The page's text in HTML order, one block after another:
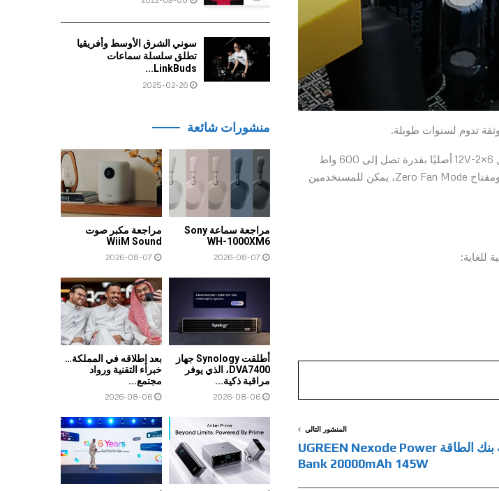
كما أن السلسلة متوافقة بالكامل مع أحدث معايير Intel ATX 3.1 وPCIe 5.1، وتتضمن كابل 12V-2×6 أصليًا بقدرة تصل إلى 600 واط
لدعم بطاقات NVIDIA GeForce RTX 40 و50 Series. وبفضل التصميم Fully Modular ومفتاح Zero Fan Mode، يمكن للمستخدمين
المنشور التالي
مراجعة بنك الطاقة UGREEN Nexode Power
Bank 20000mAh 145W
سوني الشرق الأوسط وأفريقيا
تطلق سلسلة سماعات
LinkBuds...
2025-02-26
منشورات شائعة
مراجعة سماعة Sony
WH-1000XM6
2026-08-07
مراجعة مكبر صوت
WiiM Sound
2026-08-07
أطلقت Synology جهاز
DVA7400، الذي يوفر
مراقبة ذكية...
2026-08-06
بعد إطلاقه في المملكة…
خبراء التقنية ورواد
مجتمع...
2026-08-06